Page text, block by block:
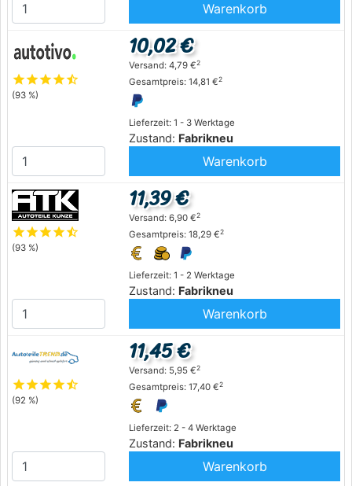
Warenkorb
starstarstarstarstar_half
(93 %)
Lieferzeit: 1 - 3 Werktage
Zustand: Fabrikneu
10,02 €
Versand: 4,79 €2
Gesamtpreis: 14,81 €2
Warenkorb
starstarstarstarstar_half
(93 %)
Lieferzeit: 1 - 2 Werktage
Zustand: Fabrikneu
11,39 €
Versand: 6,90 €2
Gesamtpreis: 18,29 €2
Warenkorb
starstarstarstarstar_half
(92 %)
Lieferzeit: 2 - 4 Werktage
Zustand: Fabrikneu
11,45 €
Versand: 5,95 €2
Gesamtpreis: 17,40 €2
Warenkorb